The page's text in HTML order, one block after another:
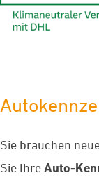
Sie brauchen
Sie Ihre Auto-